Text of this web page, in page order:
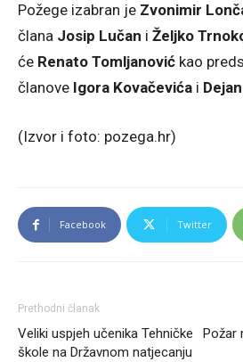
Požege izabran je Zvonimir
člana Josip Lučan i Željko
će Renato Tomljanović kao
članove Igora Kovačevića i
(Izvor i foto: pozega.hr)
Facebook Twitter
Prethodni članak
Veliki uspjeh učenika Tehničke
škole na Državnom natjecanju
Požar